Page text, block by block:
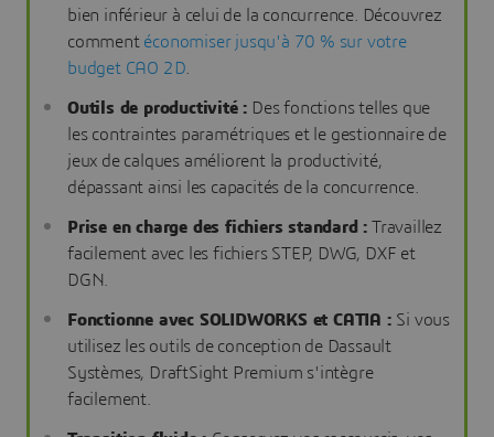
bien inférieur à celui de la concurrence. Découvrez
comment économiser jusqu'à 70 % sur votre
budget CAO 2D.
Outils de productivité : Des fonctions telles que
les contraintes paramétriques et le gestionnaire de
jeux de calques améliorent la productivité,
dépassant ainsi les capacités de la concurrence.
Prise en charge des fichiers standard : Travaillez
facilement avec les fichiers STEP, DWG, DXF et
DGN.
Fonctionne avec SOLIDWORKS et CATIA : Si vous
utilisez les outils de conception de Dassault
Systèmes, DraftSight Premium s'intègre
facilement.